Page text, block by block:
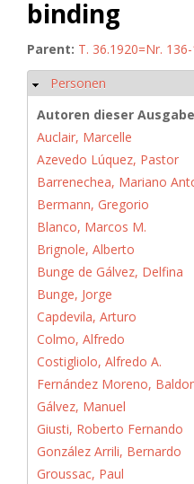
binding
Parent: T. 36.1920=Nr.
Hide
Personen
Autoren dieser
Auclair, Marcelle
Azevedo Lúquez, Pastor
Barrenechea, Mariano
Bermann, Gregorio
Blanco, Marcos M.
Brignole, Alberto
Bunge de Gálvez, Delfina
Bunge, Jorge
Capdevila, Arturo
Colmo, Alfredo
Costigliolo, Alfredo A.
Fernández Moreno,
Gálvez, Manuel
Giusti, Roberto Fernando
González Arrili, Bernardo
Groussac, Paul